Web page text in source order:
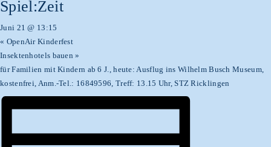
Spiel:Zeit
Juni 21 @ 13:15
« OpenAir Kinderfest
Insektenhotels bauen»
für Familien mit Kindern ab 6 J., heute: Ausflug ins Wilhelm Busch Museum,
kostenfrei, Anm.-Tel.: 16849596, Treff: 13.15 Uhr, STZ Ricklingen